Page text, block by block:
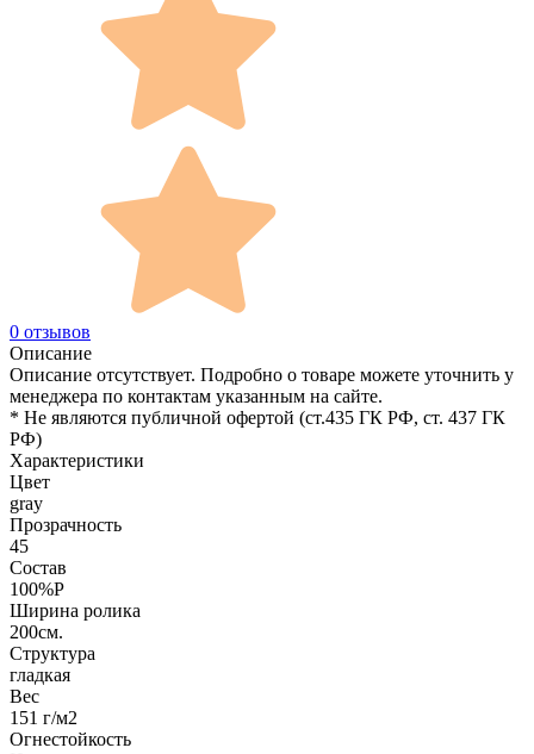
0 отзывов
Описание
Описание отсутствует. Подробно о товаре можете уточнить у
менеджера по контактам указанным на сайте.
* Не являются публичной офертой (ст.435 ГК РФ, cт. 437 ГК
РФ)
Характеристики
Цвет
gray
Прозрачность
45
Состав
100%P
Ширина ролика
200см.
Структура
гладкая
Вес
151 г/м2
Огнестойкость